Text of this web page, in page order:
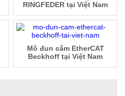
RINGFEDER tại Việt Nam
Mô đun cắm EtherCAT
Beckhoff tại Việt Nam